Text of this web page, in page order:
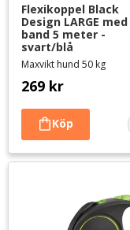
Flexikoppel Black
Design LARGE med
band 5 meter -
svart/blå
Maxvikt hund 50 kg
269 kr